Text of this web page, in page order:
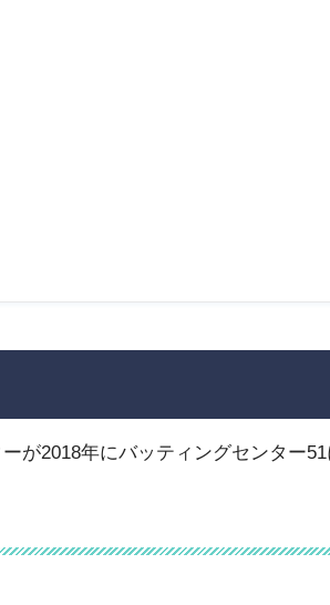
が2018年にバッティングセンター